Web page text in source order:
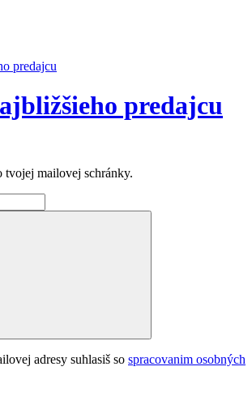
predajcu
mailovej schránky.
adresy suhlasiš so spracovanim osobných